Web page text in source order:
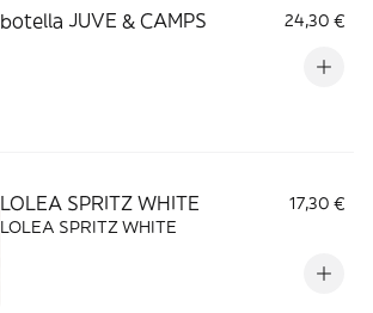
botella JUVE & CAMPS 24,30 €
LOLEA SPRITZ WHITE
17,30 €
LOLEA SPRITZ WHITE